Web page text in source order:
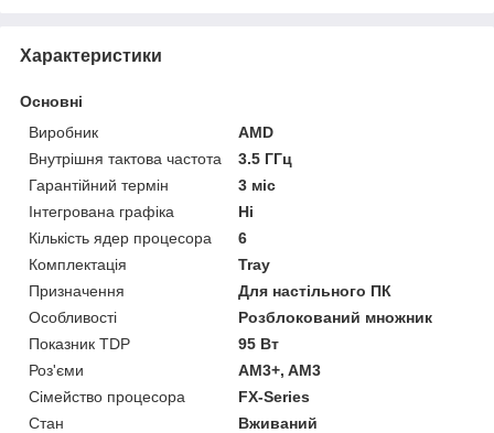
Характеристики
Основні
Виробник
AMD
Внутрішня тактова частота
3.5 ГГц
Гарантійний термін
3 міс
Інтегрована графіка
Ні
Кількість ядер процесора
6
Комплектація
Tray
Призначення
Для настільного ПК
Особливості
Розблокований множник
Показник TDP
95 Вт
Роз'єми
AM3+, AM3
Сімейство процесора
FX-Series
Стан
Вживаний